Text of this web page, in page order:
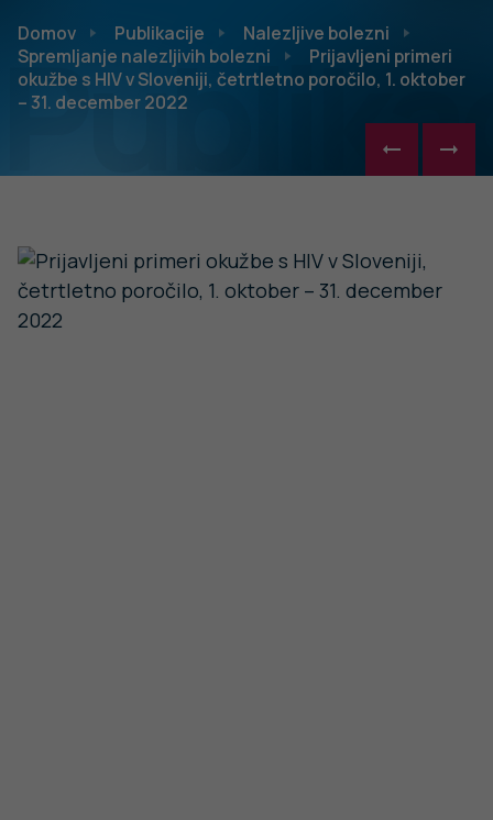
Domov Publikacije
Nalezljive bolezni
Spremljanje nalezljivih bolezni
Prijavljeni primeri
okužbe s HIV v Sloveniji, četrtletno poročilo, 1. oktober
– 31. december 2022